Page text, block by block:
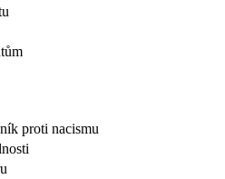
proti nacismu